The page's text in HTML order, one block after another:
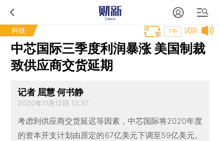
科技 试听
T中
中芯国际三季度利润暴涨 美国制裁
致供应商交货延期
记者 屈慧 何书静
2020年11月12日 13:37
考虑到供应商交货延迟等因素，中芯国际将2020年度
的资本开支计划由原定的67亿美元下调至59亿美元。